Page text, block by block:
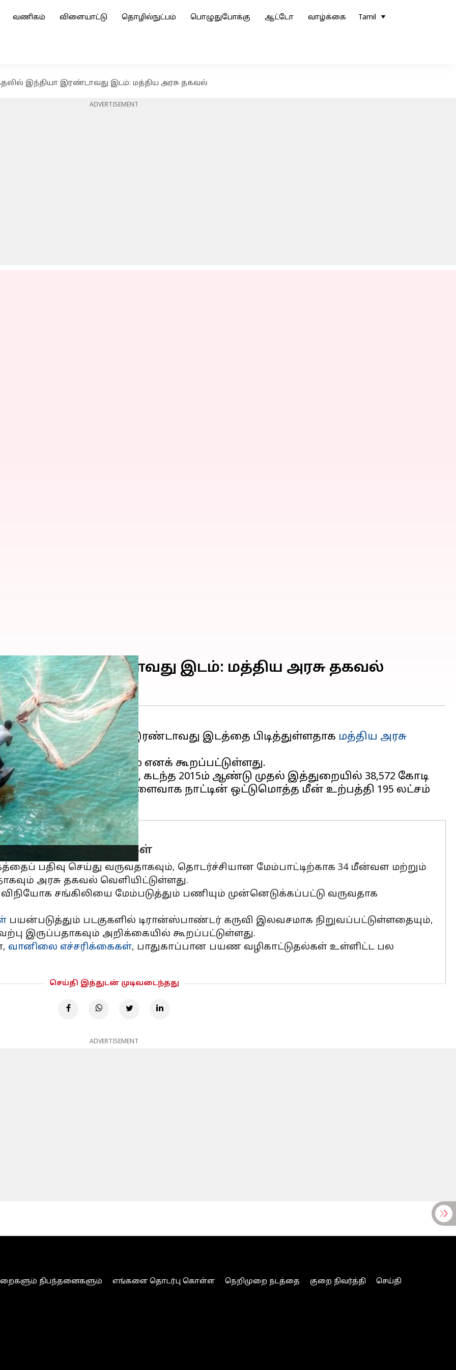
வணிகம் விளையாட்டு தொழில்நுட்பம் பொழுதுபோக்கு ஆட்டோ வாழ்க்கை Tamil
இந்தியா இரண்டாவது இடம்: மத்திய அரசு தகவல்
ADVERTISEMENT
இரண்டாவது இடம்: மத்திய அரசு தகவல்
நாடுகளில்இந்தியாஇரண்டாவது இடத்தை பிடித்துள்ளதாக மத்திய அரசு
தற்போது 8 சதவீதம் எனக் கூறப்பட்டுள்ளது.
அறிக்கையில், கடந்த 2015ம் ஆண்டு முதல் இத்துறையில் 38,572 கோடி
இதன் விளைவாக நாட்டின் ஒட்டுமொத்த மீன் உற்பத்தி 195 லட்சம்
திட்டங்கள்
பதிவு செய்து வருவதாகவும், தொடர்ச்சியான மேம்பாட்டிற்காக 34 மீன்வள மற்றும்
அரசு தகவல் வெளியிட்டுள்ளது.
சங்கிலியை மேம்படுத்தும் பணியும் முன்னெடுக்கப்பட்டு வருவதாக
பயன்படுத்தும் படகுகளில் டிரான்ஸ்பாண்டர் கருவி இலவசமாக நிறுவப்பட்டுள்ளதையும்,
இருப்பதாகவும் அறிக்கையில் கூறப்பட்டுள்ளது.
வானிலை எச்சரிக்கைகள், பாதுகாப்பான பயண வழிகாட்டுதல்கள் உள்ளிட்ட பல
செய்தி இத்துடன் முடிவடைந்தது
ADVERTISEMENT
நிபந்தனைகளும் எங்களை தொடர்பு கொள்ள நெறிமுறை நடத்தை குறை நிவர்த்தி
செய்தி